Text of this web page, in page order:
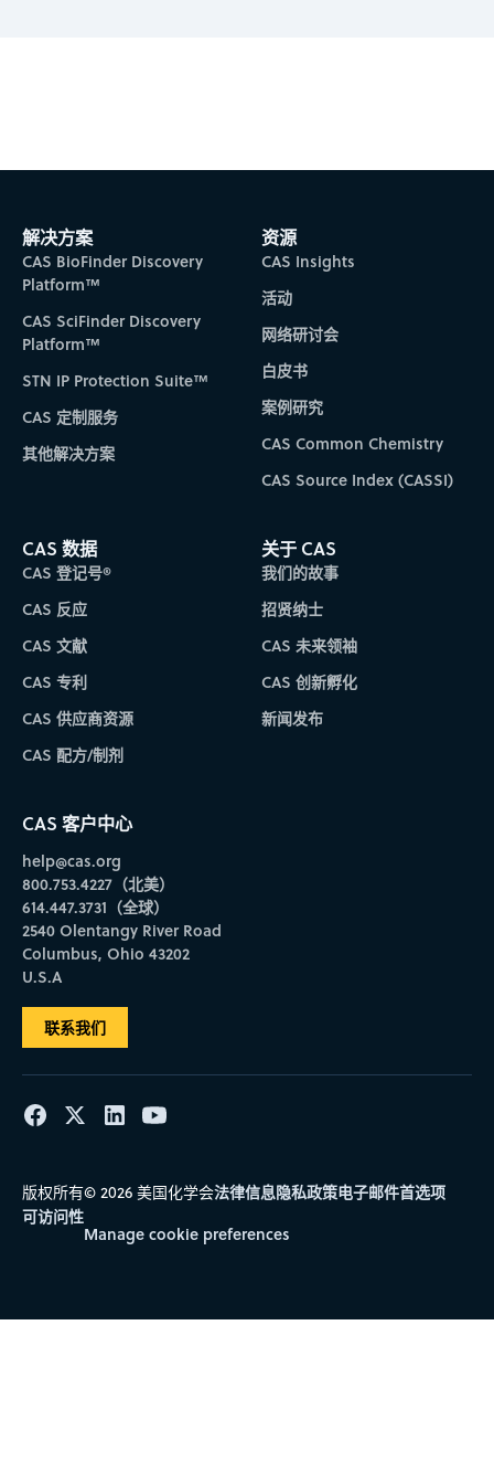
Subscribe to CAS Insights
解决方案
CAS BioFinder Discovery
Platform™
CAS SciFinder Discovery
Platform™
STN IP Protection Suite™
CAS 定制服务
其他解决方案
资源
CAS Insights
活动
网络研讨会
白皮书
案例研究
CAS Common Chemistry
CAS Source Index (CASSI)
CAS 数据
CAS 登记号®
CAS 反应
CAS 文献
CAS 专利
CAS 供应商资源
CAS 配方/制剂
关于 CAS
我们的故事
招贤纳士
CAS 未来领袖
CAS 创新孵化
新闻发布
CAS 客户中心
help@cas.org
800.753.4227（北美）
614.447.3731（全球）
2540 Olentangy River Road
Columbus, Ohio 43202
U.S.A
联系我们
版权所有© 2026 美国化学会法律信息隐私政策电子邮件首选项
可访问性
Manage cookie preferences